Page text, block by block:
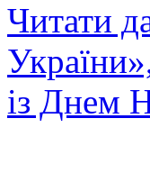
Читати
із Днем